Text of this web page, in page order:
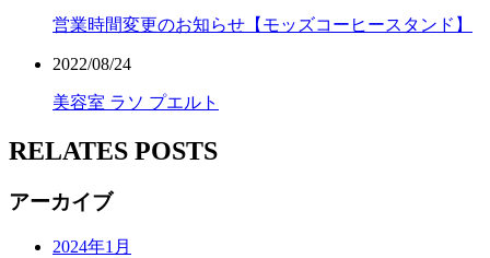
営業時間変更のお知らせ【モッズコーヒースタンド】
2022/08/24
美容室 ラソ プエルト
RELATES POSTS
アーカイブ
2024年1月